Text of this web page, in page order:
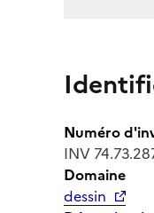
Numéro
INV
Domaine
dessin